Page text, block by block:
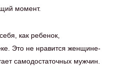
момент.
как ребенок,
Это не нравится женщине-
самодостаточных мужчин.